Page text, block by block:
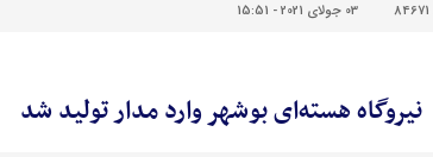
84671 03 جولای 2021 - 15:51
نیروگاه هسته‌ای بوشهر وارد مدار تولید شد